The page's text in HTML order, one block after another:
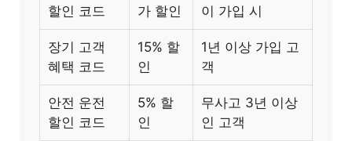
할인 코드
가 할인
이 가입 시
장기 고객
혜택 코드
15% 할
인
1년 이상 가입 고
객
안전 운전
할인 코드
5% 할
인
무사고 3년 이상
인 고객